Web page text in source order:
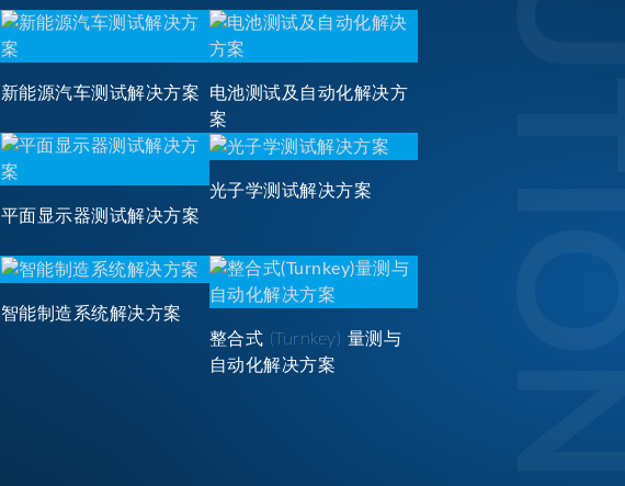
新能源汽车测试解决方案
电池测试及自动化解决方
案
平面显示器测试解决方案
光子学测试解决方案
智能制造系统解决方案
整合式 (Turnkey) 量测与
自动化解决方案